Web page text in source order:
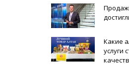
Какие
услуги